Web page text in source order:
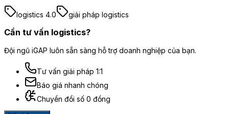
logistics 4.0 giải pháp logistics
Cần tư vấn logistics?
Đội ngũ iGAP luôn sẵn sàng hỗ trợ doanh nghiệp của bạn.
Tư vấn giải pháp 1:1
Báo giá nhanh chóng
Chuyển đổi số 0 đồng